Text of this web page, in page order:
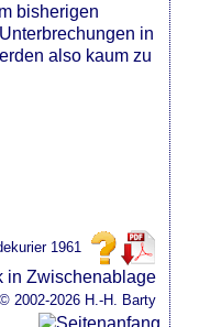
bisherigen
in
also kaum zu
1961
© 2002-2026 H.-H. Barty